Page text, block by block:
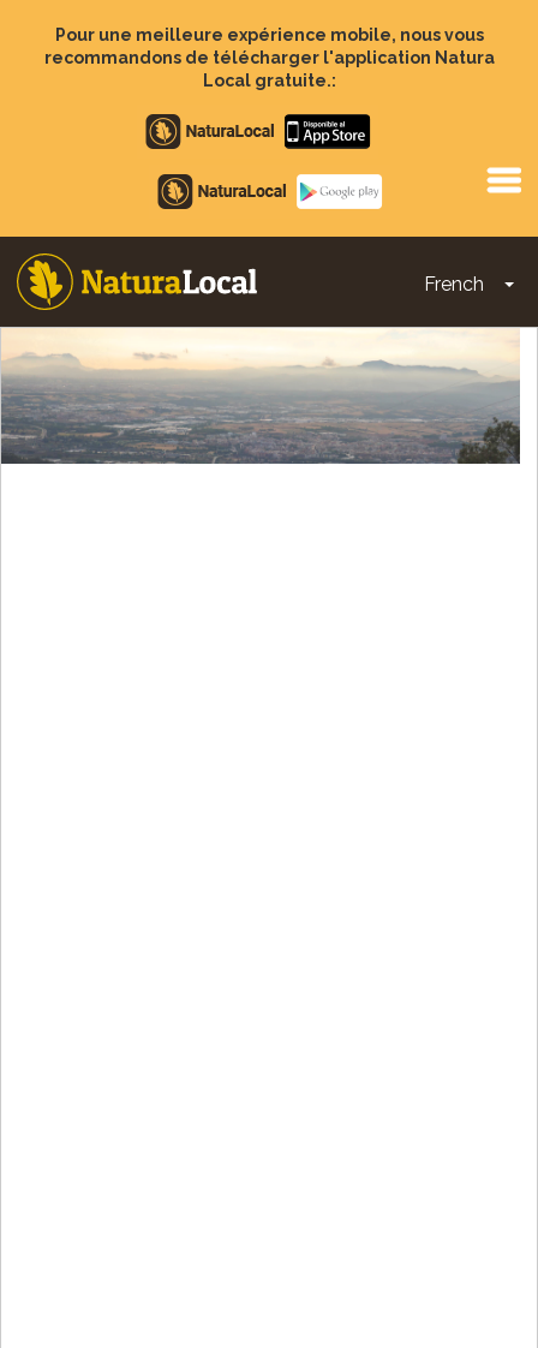
contenu
Pour une meilleure expérience mobile, nous vous
recommandons de télécharger l'application Natura
Local gratuite.:
Apple
store
Google
Play
French
Main
navigation